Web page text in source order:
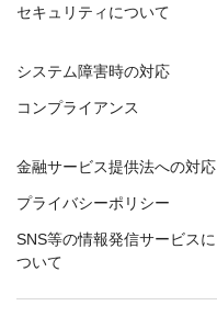
セキュリティについて
システム障害時の対応
コンプライアンス
金融サービス提供法への対応
プライバシーポリシー
SNS等の情報発信サービスに
ついて